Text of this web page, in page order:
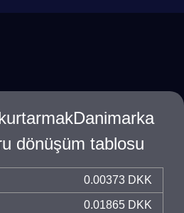
dönüşüm tablosu
0.00373 DKK
0.01865 DKK